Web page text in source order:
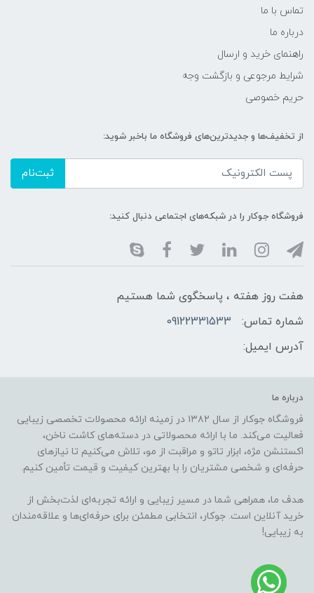
تماس با ما
درباره ما
راهنمای خرید و ارسال
شرایط مرجوعی و بازگشت وجه
حریم خصوصی
از تخفیف‌ها و جدیدترین‌های فروشگاه ما باخبر شوید:
ثبت‌نام
فروشگاه جوکار را در شبکه‌های اجتماعی دنبال کنید:
هفت روز هفته ، پاسخگوی شما هستیم
شماره تماس:
09122331533
آدرس ایمیل:
درباره ما
فروشگاه جوکار از سال ۱۳۸۲ در زمینه ارائه محصولات تخصصی زیبایی
فعالیت می‌کند. ما با ارائه محصولاتی در دسته‌های کاشت ناخن،
اکستنشن مژه، ابزار تاتو و مراقبت از مو، تلاش می‌کنیم تا نیازهای
حرفه‌ای و شخصی مشتریان را با بهترین کیفیت و قیمت تأمین کنیم.
هدف ما، همراهی شما در مسیر زیبایی و ارائه تجربه‌ای لذت‌بخش از
خرید آنلاین است. جوکار، انتخابی مطمئن برای حرفه‌ای‌ها و علاقه‌مندان
به زیبایی!